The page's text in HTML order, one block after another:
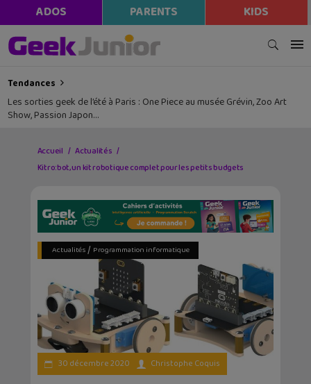
ADOS PARENTS KIDS
Tendances
Les sorties geek de l’été à Paris : One Piece au musée Grévin, Zoo Art
Show, Passion Japon…
Accueil
Actualités
Kitro:bot, un kit robotique complet pour les petits budgets
Actualités/ Programmation informatique
30 décembre 2020 Christophe Coquis